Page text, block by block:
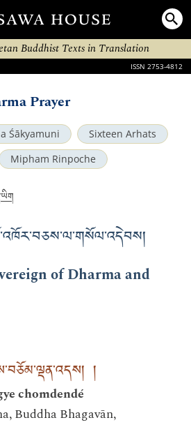
Buddhist Texts in Translation
ISSN 2753-4812
Prayer
Śākyamuni
Sixteen Arhats
Mipham Rinpoche
of Dharma and
།
chomdendé
Buddha Bhagavān,